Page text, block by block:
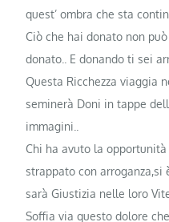
quest’ ombra che sta
Ciò che hai donato non
donato.. E donando ti sei
Questa Ricchezza viaggia
seminerà Doni in tappe
immagini..
Chi ha avuto la
strappato con arroganza,si
sarà Giustizia nelle loro
Soffia via questo dolore